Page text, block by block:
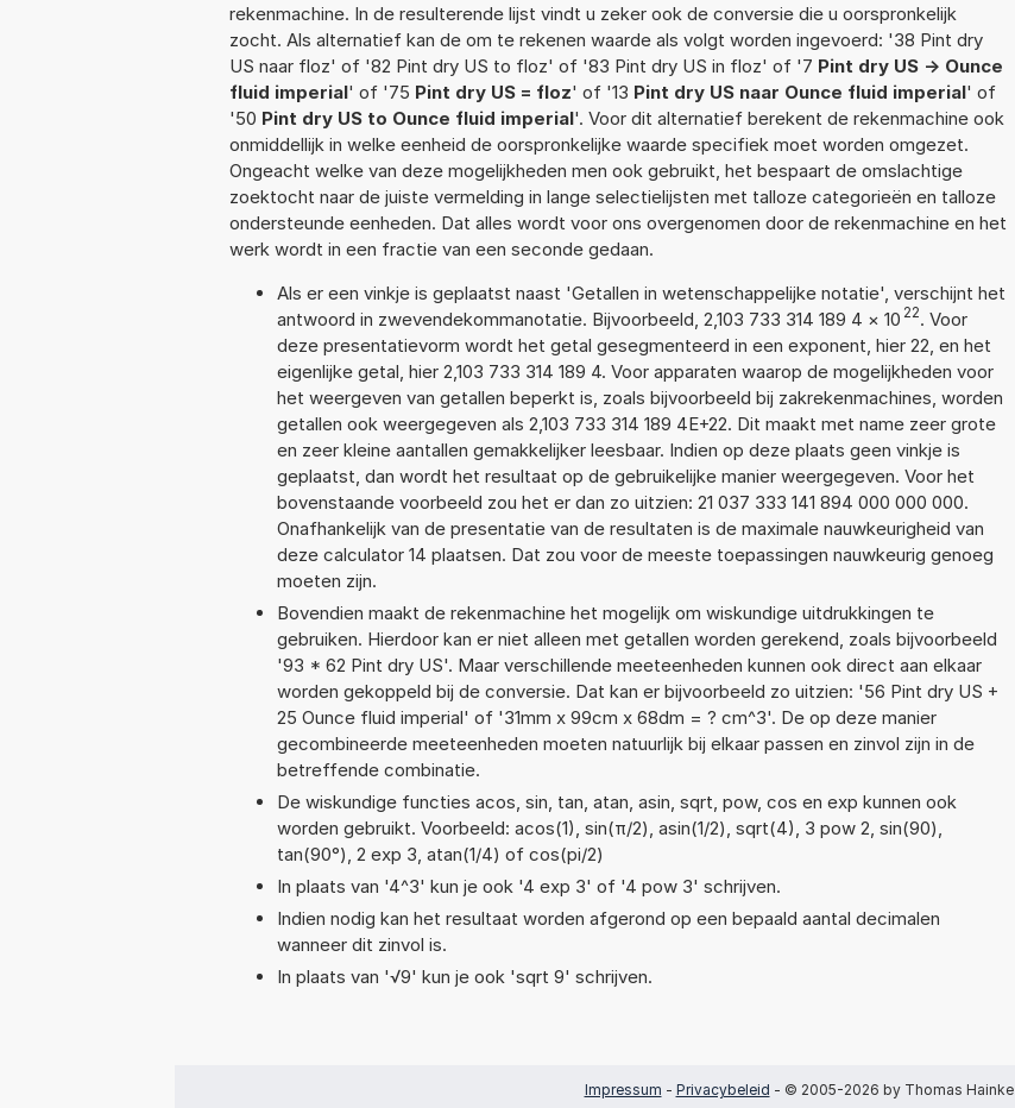
rekenmachine. In de resulterende lijst vindt u zeker ook de conversie die u oorspronkelijk
zocht. Als alternatief kan de om te rekenen waarde als volgt worden ingevoerd: '38 Pint dry
US naar floz' of '82 Pint dry US to floz' of '83 Pint dry US in floz' of '7 Pint dry US -> Ounce
fluid imperial' of '75 Pint dry US = floz' of '13 Pint dry US naar Ounce fluid imperial' of
'50 Pint dry US to Ounce fluid imperial'. Voor dit alternatief berekent de rekenmachine ook
onmiddellijk in welke eenheid de oorspronkelijke waarde specifiek moet worden omgezet.
Ongeacht welke van deze mogelijkheden men ook gebruikt, het bespaart de omslachtige
zoektocht naar de juiste vermelding in lange selectielijsten met talloze categorieën en talloze
ondersteunde eenheden. Dat alles wordt voor ons overgenomen door de rekenmachine en het
werk wordt in een fractie van een seconde gedaan.
Als er een vinkje is geplaatst naast 'Getallen in wetenschappelijke notatie', verschijnt het
antwoord in zwevendekommanotatie. Bijvoorbeeld, 2,103 733 314 189 4 × 10 22. Voor
deze presentatievorm wordt het getal gesegmenteerd in een exponent, hier 22, en het
eigenlijke getal, hier 2,103 733 314 189 4. Voor apparaten waarop de mogelijkheden voor
het weergeven van getallen beperkt is, zoals bijvoorbeeld bij zakrekenmachines, worden
getallen ook weergegeven als 2,103 733 314 189 4E+22. Dit maakt met name zeer grote
en zeer kleine aantallen gemakkelijker leesbaar. Indien op deze plaats geen vinkje is
geplaatst, dan wordt het resultaat op de gebruikelijke manier weergegeven. Voor het
bovenstaande voorbeeld zou het er dan zo uitzien: 21 037 333 141 894 000 000 000.
Onafhankelijk van de presentatie van de resultaten is de maximale nauwkeurigheid van
deze calculator 14 plaatsen. Dat zou voor de meeste toepassingen nauwkeurig genoeg
moeten zijn.
Bovendien maakt de rekenmachine het mogelijk om wiskundige uitdrukkingen te
gebruiken. Hierdoor kan er niet alleen met getallen worden gerekend, zoals bijvoorbeeld
'93 * 62 Pint dry US'. Maar verschillende meeteenheden kunnen ook direct aan elkaar
worden gekoppeld bij de conversie. Dat kan er bijvoorbeeld zo uitzien: '56 Pint dry US +
25 Ounce fluid imperial' of '31mm x 99cm x 68dm = ? cm^3'. De op deze manier
gecombineerde meeteenheden moeten natuurlijk bij elkaar passen en zinvol zijn in de
betreffende combinatie.
De wiskundige functies acos, sin, tan, atan, asin, sqrt, pow, cos en exp kunnen ook
worden gebruikt. Voorbeeld: acos(1), sin(π/2), asin(1/2), sqrt(4), 3 pow 2, sin(90),
tan(90°), 2 exp 3, atan(1/4) of cos(pi/2)
In plaats van '4^3' kun je ook '4 exp 3' of '4 pow 3' schrijven.
Indien nodig kan het resultaat worden afgerond op een bepaald aantal decimalen
wanneer dit zinvol is.
In plaats van '√9' kun je ook 'sqrt 9' schrijven.
Impressum - Privacybeleid - © 2005-2026 by Thomas Hainke